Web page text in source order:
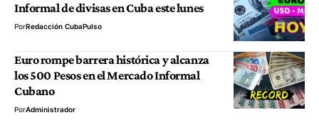
Informal de divisas en Cuba este lunes
PorRedacción CubaPulso
Euro rompe barrera histórica y alcanza
los 500 Pesos en el Mercado Informal
Cubano
PorAdministrador